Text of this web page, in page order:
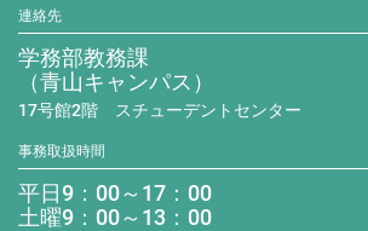
連絡先
学務部教務課
（青山キャンパス）
17号館2階 スチューデントセンター
事務取扱時間
平日9：00～17：00
土曜9：00～13：00